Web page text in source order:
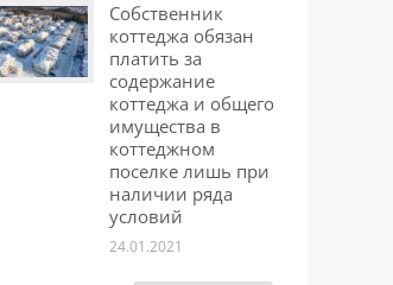
Собственник
коттеджа обязан
платить за
содержание
коттеджа и общего
имущества в
коттеджном
поселке лишь при
наличии ряда
условий
24.01.2021